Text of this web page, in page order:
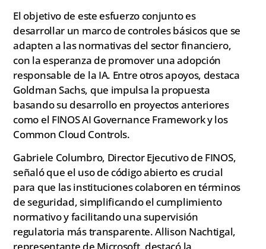
El objetivo de este esfuerzo conjunto es
desarrollar un marco de controles básicos que se
adapten a las normativas del sector financiero,
con la esperanza de promover una adopción
responsable de la IA. Entre otros apoyos, destaca
Goldman Sachs, que impulsa la propuesta
basando su desarrollo en proyectos anteriores
como el FINOS AI Governance Framework y los
Common Cloud Controls.
Gabriele Columbro, Director Ejecutivo de FINOS,
señaló que el uso de código abierto es crucial
para que las instituciones colaboren en términos
de seguridad, simplificando el cumplimiento
normativo y facilitando una supervisión
regulatoria más transparente. Allison Nachtigal,